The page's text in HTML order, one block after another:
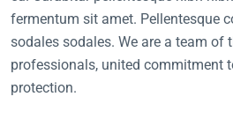
fermentum sit amet. Pellentesque
sodales sodales. We are a team of
professionals, united commitment
protection.